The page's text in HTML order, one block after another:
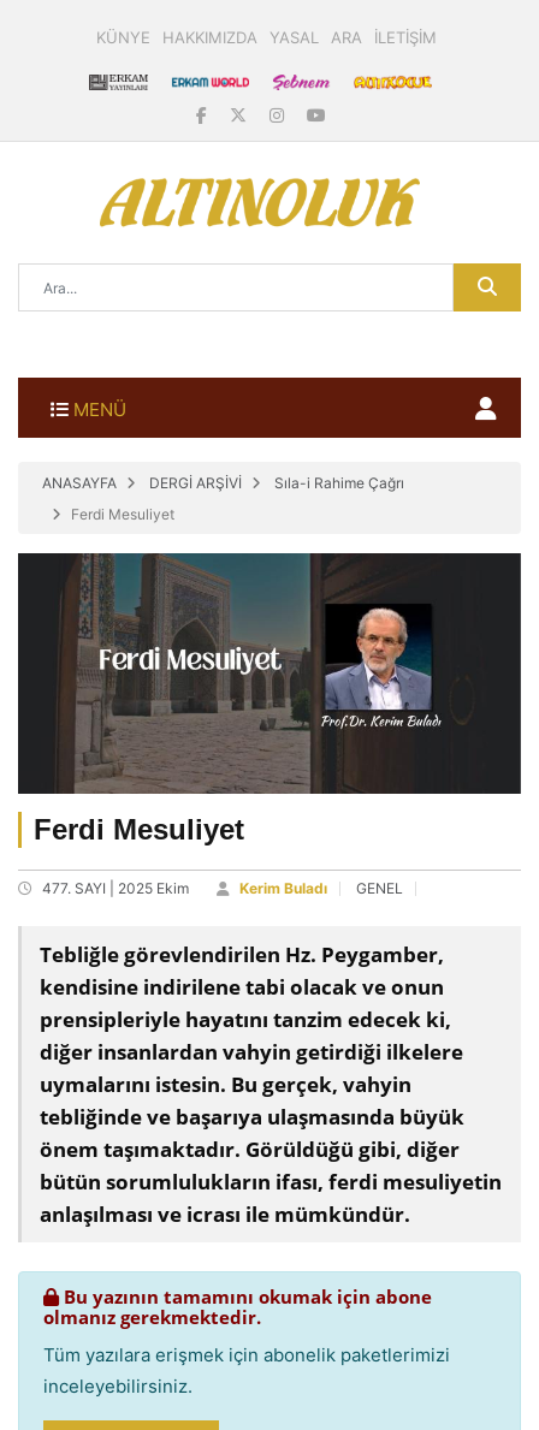
KÜNYE HAKKIMIZDA YASAL ARA İLETİŞİM
MENÜ
ANASAYFA DERGİ ARŞİVİ
Sıla-i Rahime Çağrı
Ferdi Mesuliyet
Ferdi Mesuliyet
477. SAYI | 2025 Ekim Kerim Buladı GENEL
Tebliğle görevlendirilen Hz. Peygamber,
kendisine indirilene tabi olacak ve onun
prensipleriyle hayatını tanzim edecek ki,
diğer insanlardan vahyin getirdiği ilkelere
uymalarını istesin. Bu gerçek, vahyin
tebliğinde ve başarıya ulaşmasında büyük
önem taşımaktadır. Görüldüğü gibi, diğer
bütün sorumlulukların ifası, ferdi mesuliyetin
anlaşılması ve icrası ile mümkündür.
Bu yazının tamamını okumak için abone
olmanız gerekmektedir.
Tüm yazılara erişmek için abonelik paketlerimizi
inceleyebilirsiniz.